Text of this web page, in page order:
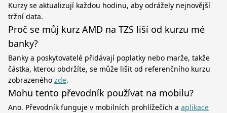
Kurzy se aktualizují každou hodinu, aby odrážely nejnovější
tržní data.
Proč se můj kurz AMD na TZS liší od kurzu mé
banky?
Banky a poskytovatelé přidávají poplatky nebo marže, takže
částka, kterou obdržíte, se může lišit od referenčního kurzu
zobrazeného zde.
Mohu tento převodník používat na mobilu?
Ano. Převodník funguje v mobilních prohlížečích a aplikace